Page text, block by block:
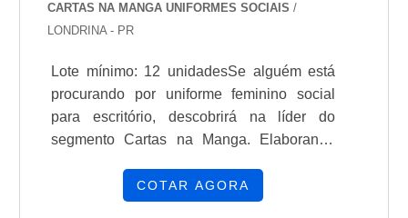
CARTAS NA MANGA UNIFORMES SOCIAIS/
LONDRINA - PR
Lote mínimo: 12 unidadesSe alguém está
procurando por uniforme feminino social
para escritório, descobrirá na líder do
segmento Cartas na Manga. Elaborando
conhecendo a organização mais
COTAR AGORA